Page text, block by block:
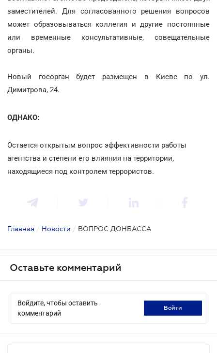
заместителей. Для согласованного решения вопросов
может образовываться коллегия и другие постоянные
или временные консультативные, совещательные
органы.
Новый госорган будет размещен в Киеве по ул.
Димитрова, 24.
ОДНАКО:
Остается открытым вопрос эффективности работы
агентства и степени его влияния на территории,
находящиеся под контролем террористов.
Главная / Новости / ВОПРОС ДОНБАССА
Оставьте комментарий
Войдите, чтобы оставить
комментарий
войти